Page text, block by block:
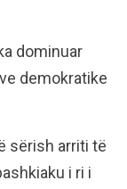
dominuar
demokratike
sërish arriti të
i ri i